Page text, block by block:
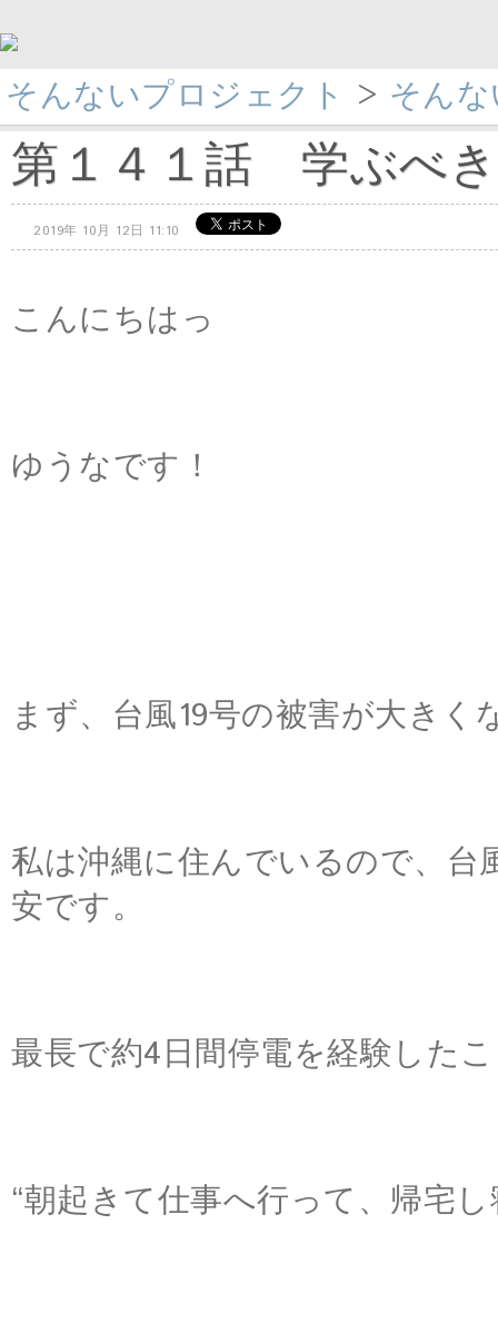
そんないプロジェクト > そん
第１４１話 学ぶべ
2019年 10月 12日 11:10
こんにちはっ
ゆうなです！
まず、台風19号の被害が大き
私は沖縄に住んでいるので、
安です。
最長で約4日間停電を経験した
“朝起きて仕事へ行って、帰宅し